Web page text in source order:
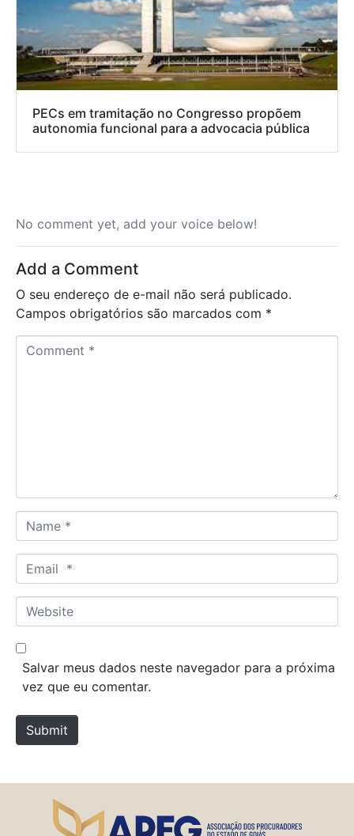
PECs em tramitação no Congresso propõem
autonomia funcional para a advocacia pública
No comment yet, add your voice below!
Add a Comment
O seu endereço de e-mail não será publicado.
Campos obrigatórios são marcados com *
a
m
*
m
a
*
W
e
b
e
Salvar meus dados neste navegador para a próxima
vez que eu comentar.
Submit